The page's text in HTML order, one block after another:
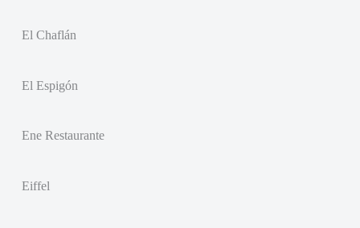
El Chaflán
El Espigón
Ene Restaurante
Eiffel